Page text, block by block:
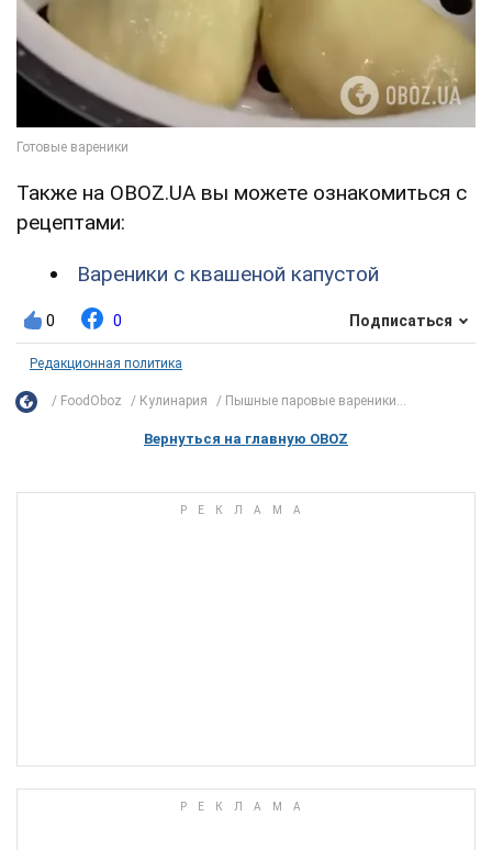
Также на OBOZ.UA вы можете ознакомиться с
рецептами:
Вареники с квашеной капустой
0 0 Подписаться
Редакционная политика
FoodOboz Кулинария Пышные паровые вареники...
Вернуться на главную OBOZ